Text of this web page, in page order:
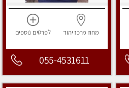
מחוז מרכז יהוד לפרטים נוספים
055-4531611